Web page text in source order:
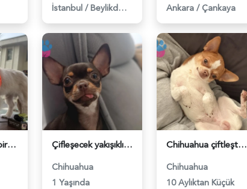
İstanbul / Beylikdüzü
Ankara / Çankaya
Başkana güzel bir dişi arıyorum - 118983069 Çifleşecek yakışıklı bireyleri arıyoruz - 118982985
Chihuahua
1 Yaşında
Chihuahua çiftleştirme - 118982953
Chihuahua
10 Aylıktan Küçük